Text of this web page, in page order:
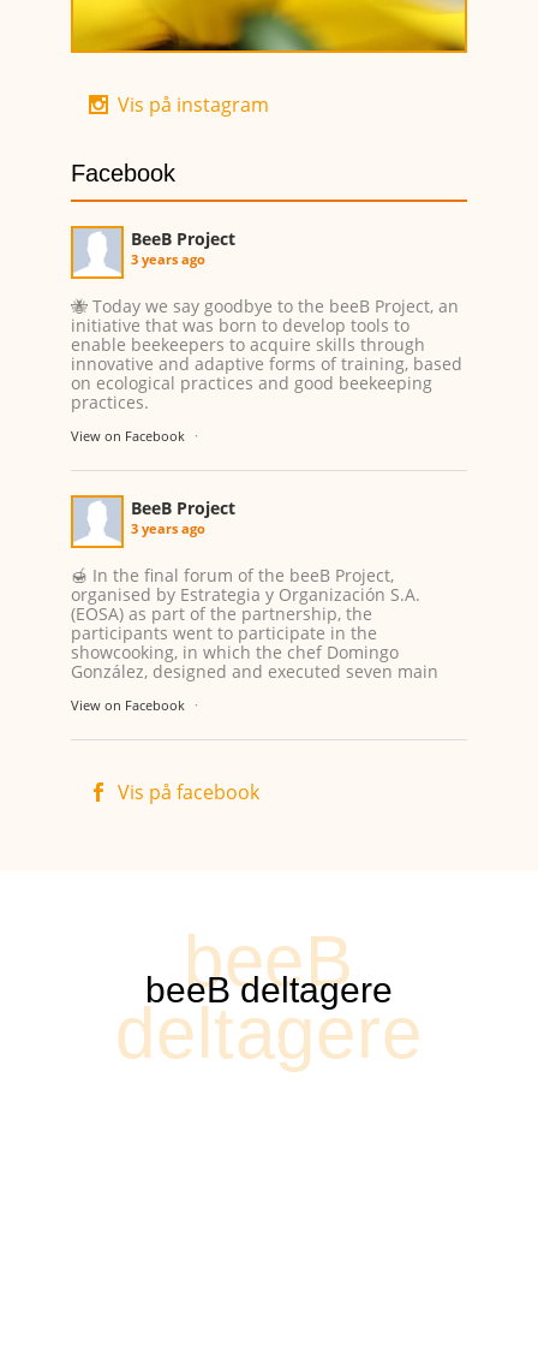
Vis på instagram
Facebook
BeeB Project
3 years ago
🐝 Today we say goodbye to the beeB Project, an
initiative that was born to develop tools to
enable beekeepers to acquire skills through
innovative and adaptive forms of training, based
on ecological practices and good beekeeping
practices.
The results that have been achieved after all this
6 project partners:Instituto Politécnico de Viseu
(🇵🇹) ...
View on Facebook ·
BeeB Project
3 years ago
🍯 In the final forum of the beeB Project,
organised by Estrategia y Organización S.A.
(EOSA) as part of the partnership, the
participants went to participate in the
showcooking, in which the chef Domingo
González, designed and executed seven main
“Honey of Xurés”.
#beebproject#bees #beekeeping #beekeeper
View on Facebook ·
Vis på facebook